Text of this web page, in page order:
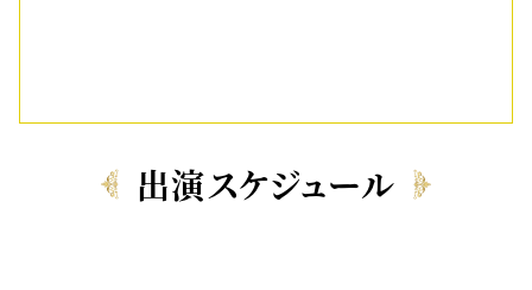
出演スケジュール